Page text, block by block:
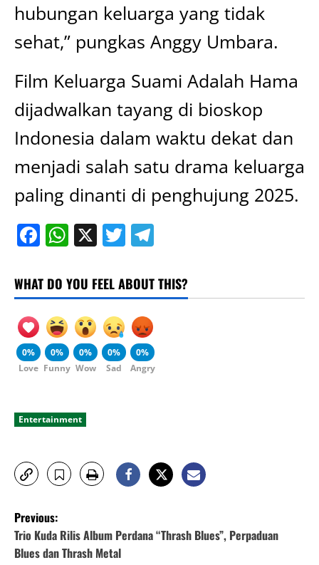
hubungan keluarga yang tidak
sehat,” pungkas Anggy Umbara.
Film Keluarga Suami Adalah Hama
dijadwalkan tayang di bioskop
Indonesia dalam waktu dekat dan
menjadi salah satu drama keluarga
paling dinanti di penghujung 2025.
Facebook
WhatsApp
X Twitter
WHAT DO YOU FEEL ABOUT THIS?
0%
Love
0%
Funny
0%
Wow
0%
Sad
0%
Angry
Entertainment
P
o
Previous:
Trio Kuda Rilis Album Perdana “Thrash Blues”, Perpaduan
Blues dan Thrash Metal